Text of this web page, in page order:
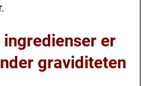
er
graviditeten